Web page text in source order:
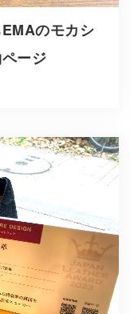
のモカシ
ージ